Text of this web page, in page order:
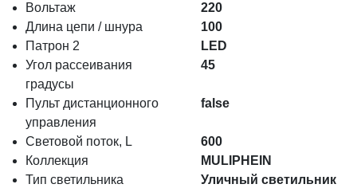
Вольтаж
220
Длина цепи / шнура
100
Патрон 2
LED
Угол рассеивания
градусы
45
Пульт дистанционного
управления
false
Световой поток, L
600
Коллекция
MULIPHEIN
Тип светильника
Уличный светильник